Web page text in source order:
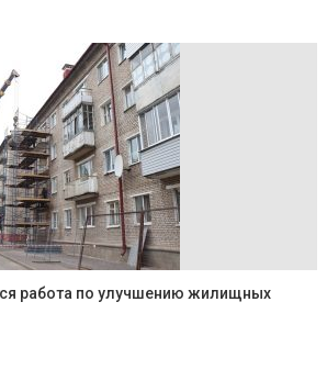
работа по улучшению жилищных